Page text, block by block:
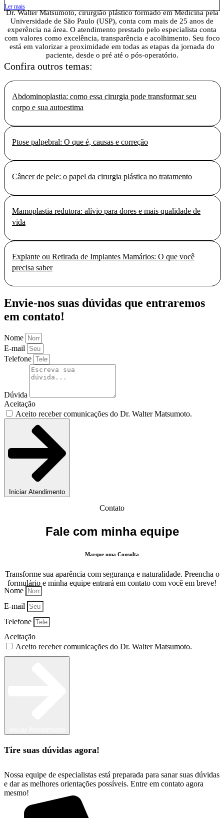
Ler mais
Dr. Walter Matsumoto, cirurgião plástico formado em Medicina pela
Universidade de São Paulo (USP), conta com mais de 25 anos de
experência na área. O atendimento prestado pelo especialista conta
com valores como excelência, transparência e acolhimento. Seu foco
está em valorizar a proximidade em todas as etapas da jornada do
paciente, desde o pré até o pós-operatório.
Confira outros temas:
Abdominoplastia: como essa cirurgia pode transformar seu
corpo e sua autoestima
Ptose palpebral: O que é, causas e correção
Câncer de pele: o papel da cirurgia plástica no tratamento
Mamoplastia redutora: alívio para dores e mais qualidade de
vida
Explante ou Retirada de Implantes Mamários: O que você
precisa saber
Envie-nos suas dúvidas que entraremos
em contato!
Nome
E-mail
Telefone
Dúvida
Aceitação
Aceito receber comunicações do Dr. Walter Matsumoto.
Iniciar Atendimento
Contato
Fale com minha equipe
Marque uma Consulta
Transforme sua aparência com segurança e naturalidade. Preencha o
formulário e minha equipe entrará em contato com você em breve!
Nome
E-mail
Telefone
Aceitação
Aceito receber comunicações do Dr. Walter Matsumoto.
Tire suas dúvidas agora!
Nossa equipe de especialistas está preparada para sanar suas dúvidas
e dar as melhores orientações possíveis. Entre em contato agora
mesmo!